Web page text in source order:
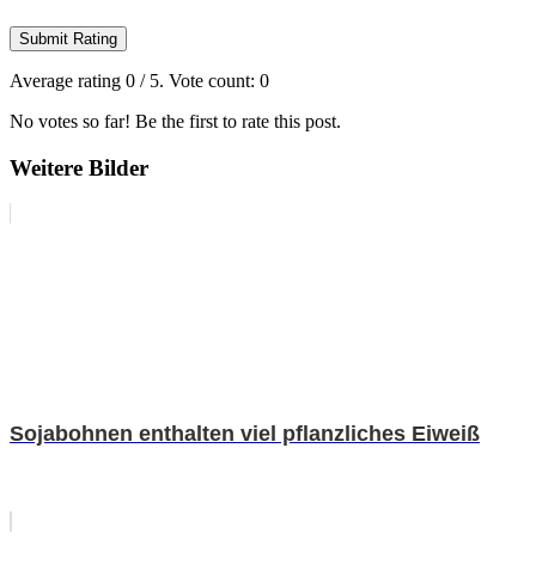
Submit Rating
Average rating 0 / 5. Vote count: 0
No votes so far! Be the first to rate this post.
Weitere Bilder
Sojabohnen enthalten viel pflanzliches Eiweiß